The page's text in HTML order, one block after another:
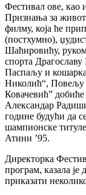
Фестивал ове, као
Признања за
филму, која ће
(постхумно),
Шаћировићу,
спорта
Паспаљу и
Николић“, Повељу
Ковачевић”
Александар
године будући да
шампионске
Атини ’95.
Директорка
програм, казала је
приказати